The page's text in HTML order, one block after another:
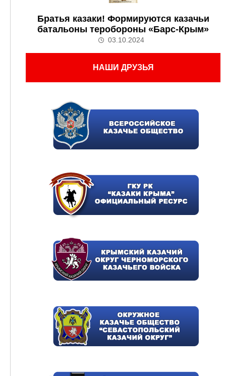
Братья казаки! Формируются казачьи
батальоны теробороны «Барс-Крым»
03.10.2024
НАШИ ДРУЗЬЯ